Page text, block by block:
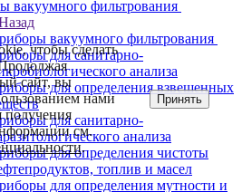
вакуумного фильтрования
вакуумного фильтрования
для санитарно-
анализа
для определения взвешенных
для санитарно-
анализа
для определения чистоты
топлив и масел
для определения мутности и
чтобы сделать
сайт, вы
нами
получения
см.
.
Принять